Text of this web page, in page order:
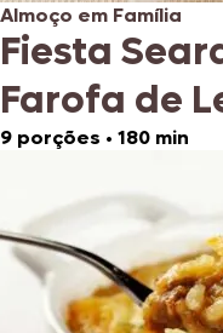
Almoço em Família
Fiesta
Farofa de
9 porções • 180 min